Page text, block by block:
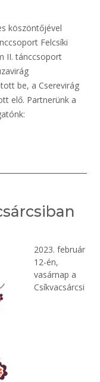
köszöntőjével
Felcsíki
II. tánccsoport
be, a Cserevirág
elő. Partnerünk a
2023. február
12-én,
vasárnap a
Csíkvacsárcsi